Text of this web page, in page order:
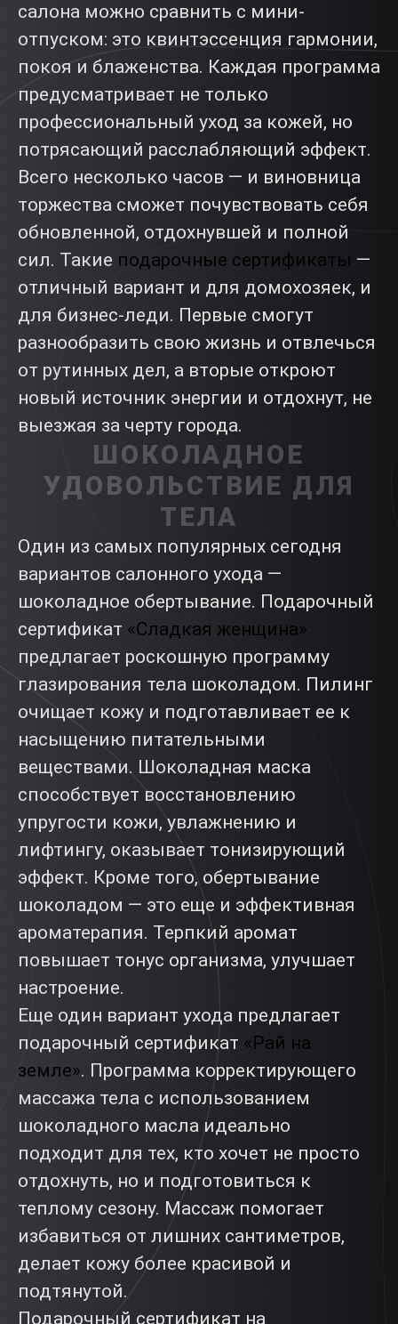
салона можно сравнить с мини-
отпуском: это квинтэссенция гармонии,
покоя и блаженства. Каждая программа
предусматривает не только
профессиональный уход за кожей, но
потрясающий расслабляющий эффект.
Всего несколько часов — и виновница
торжества сможет почувствовать себя
обновленной, отдохнувшей и полной
сил. Такие подарочные сертификаты —
отличный вариант и для домохозяек, и
для бизнес-леди. Первые смогут
разнообразить свою жизнь и отвлечься
от рутинных дел, а вторые откроют
новый источник энергии и отдохнут, не
выезжая за черту города.
ШОКОЛАДНОЕ
УДОВОЛЬСТВИЕ ДЛЯ
ТЕЛА
Один из самых популярных сегодня
вариантов салонного ухода —
шоколадное обертывание. Подарочный
сертификат «Сладкая женщина»
предлагает роскошную программу
глазирования тела шоколадом. Пилинг
очищает кожу и подготавливает ее к
насыщению питательными
веществами. Шоколадная маска
способствует восстановлению
упругости кожи, увлажнению и
лифтингу, оказывает тонизирующий
эффект. Кроме того, обертывание
шоколадом — это еще и эффективная
ароматерапия. Терпкий аромат
повышает тонус организма, улучшает
настроение.
Еще один вариант ухода предлагает
подарочный сертификат «Рай на
земле». Программа корректирующего
массажа тела с использованием
шоколадного масла идеально
подходит для тех, кто хочет не просто
отдохнуть, но и подготовиться к
теплому сезону. Массаж помогает
избавиться от лишних сантиметров,
делает кожу более красивой и
подтянутой.
Подарочный сертификат на